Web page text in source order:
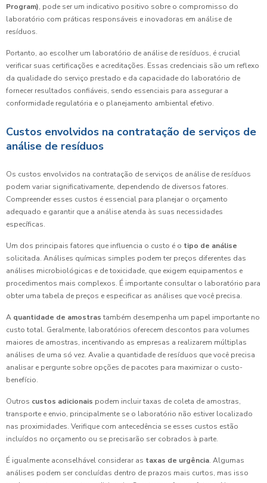
Program), pode ser um indicativo positivo sobre o compromisso do
laboratório com práticas responsáveis e inovadoras em análise de
resíduos.
Portanto, ao escolher um laboratório de análise de resíduos, é crucial
verificar suas certificações e acreditações. Essas credenciais são um reflexo
da qualidade do serviço prestado e da capacidade do laboratório de
fornecer resultados confiáveis, sendo essenciais para assegurar a
conformidade regulatória e o planejamento ambiental efetivo.
Custos envolvidos na contratação de serviços de
análise de resíduos
Os custos envolvidos na contratação de serviços de análise de resíduos
podem variar significativamente, dependendo de diversos fatores.
Compreender esses custos é essencial para planejar o orçamento
adequado e garantir que a análise atenda às suas necessidades
específicas.
Um dos principais fatores que influencia o custo é o tipo de análise
solicitada. Análises químicas simples podem ter preços diferentes das
análises microbiológicas e de toxicidade, que exigem equipamentos e
procedimentos mais complexos. É importante consultar o laboratório para
obter uma tabela de preços e especificar as análises que você precisa.
A quantidade de amostras também desempenha um papel importante no
custo total. Geralmente, laboratórios oferecem descontos para volumes
maiores de amostras, incentivando as empresas a realizarem múltiplas
análises de uma só vez. Avalie a quantidade de resíduos que você precisa
analisar e pergunte sobre opções de pacotes para maximizar o custo-
benefício.
Outros custos adicionais podem incluir taxas de coleta de amostras,
transporte e envio, principalmente se o laboratório não estiver localizado
nas proximidades. Verifique com antecedência se esses custos estão
incluídos no orçamento ou se precisarão ser cobrados à parte.
É igualmente aconselhável considerar as taxas de urgência. Algumas
análises podem ser concluídas dentro de prazos mais curtos, mas isso